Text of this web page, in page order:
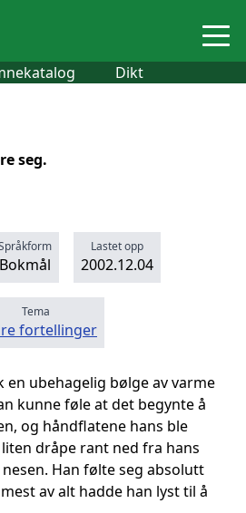
Dikt
seg.
Bokmål
Lastet opp
2002.12.04
Tema
fortellinger
en ubehagelig bølge av varme
kunne føle at det begynte å
og håndflatene hans ble
dråpe rant ned fra hans
Han følte seg absolutt
av alt hadde han lyst til å